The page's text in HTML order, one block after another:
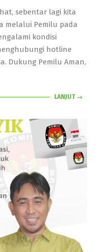
sebentar lagi kita
melalui Pemilu pada
kondisi
hotline
Dukung Pemilu Aman,
LANJUT →